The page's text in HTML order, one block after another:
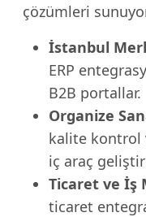
çözümleri
İstanbul
ERP
B2B portallar.
Organize
kalite kontrol
iç araç
Ticaret ve İş
ticaret